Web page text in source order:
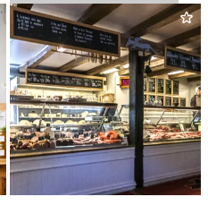
HANTVERKS­BRYG­GERI­ET